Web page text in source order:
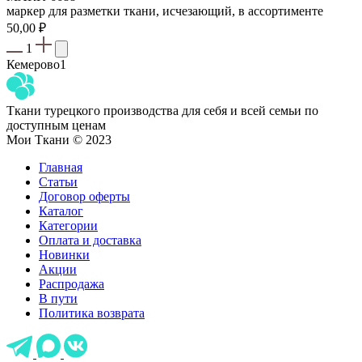
маркер для разметки ткани, исчезающий, в ассортименте
50,00 ₽
1
Кемерово1
Ткани турецкого производства для себя и всей семьи по
доступным ценам
Мои Ткани © 2023
Главная
Статьи
Договор оферты
Каталог
Категории
Оплата и доставка
Новинки
Акции
Распродажа
В пути
Политика возврата